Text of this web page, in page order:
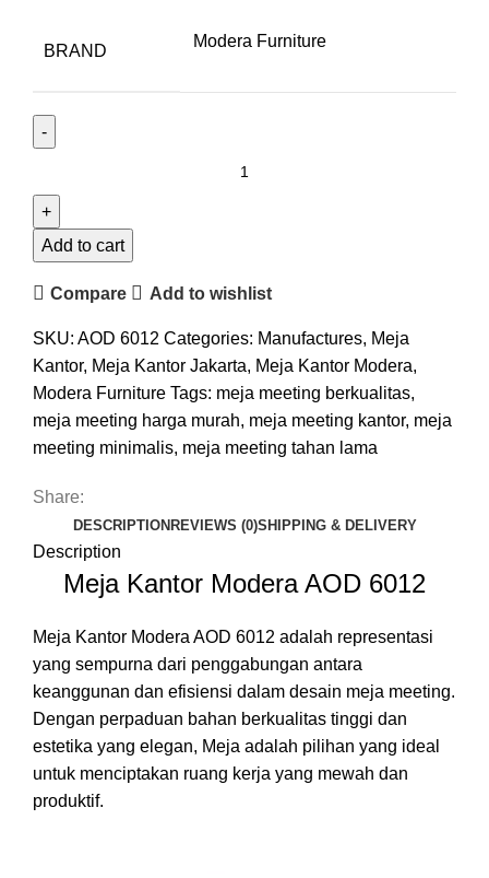
BRAND
Modera Furniture
Add to cart
Compare Add to wishlist
SKU: AOD 6012 Categories: Manufactures, Meja
Kantor, Meja Kantor Jakarta, Meja Kantor Modera,
Modera Furniture Tags: meja meeting berkualitas,
meja meeting harga murah, meja meeting kantor, meja
meeting minimalis, meja meeting tahan lama
Share:
DESCRIPTION REVIEWS (0)SHIPPING & DELIVERY
Description
Meja Kantor Modera AOD 6012
Meja Kantor Modera AOD 6012 adalah representasi
yang sempurna dari penggabungan antara
keanggunan dan efisiensi dalam desain meja meeting.
Dengan perpaduan bahan berkualitas tinggi dan
estetika yang elegan, Meja adalah pilihan yang ideal
untuk menciptakan ruang kerja yang mewah dan
produktif.